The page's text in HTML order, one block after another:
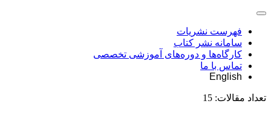
فهرست نشریات
سامانه نشر کتاب
کارگاه‌ها و دوره‌های آموزشی تخصصی
تماس با ما
English
تعداد مقالات: 15